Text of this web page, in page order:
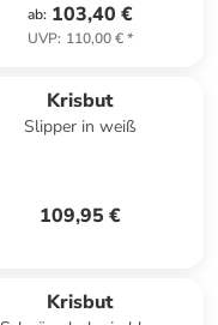
ab: 103,40 €
UVP: 110,00 €*
Krisbut
Slipper in weiß
109,95 €
Krisbut